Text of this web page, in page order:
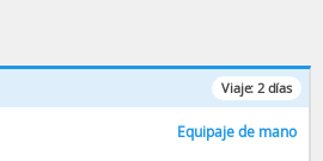
Viaje: 2 días
Equipaje de mano